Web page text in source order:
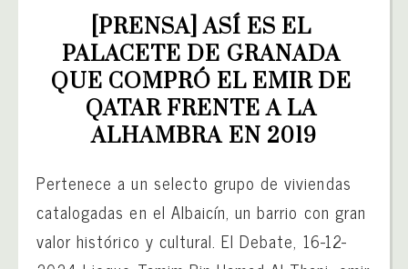
[PRENSA] ASÍ ES EL
PALACETE DE GRANADA
QUE COMPRÓ EL EMIR DE
QATAR FRENTE A LA
ALHAMBRA EN 2019
Pertenece a un selecto grupo de viviendas
catalogadas en el Albaicín, un barrio con gran
valor histórico y cultural. El Debate, 16-12-